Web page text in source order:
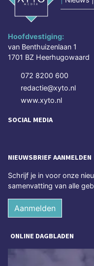
Hoofdvestiging:
van Benthuizenlaan 1
1701 BZ Heerhugowaard
072 8200 600
redactie@xyto.nl
www.xyto.nl
SOCIAL MEDIA
NIEUWSBRIEF AANMELDEN
Schrijf je in voor onze
samenvatting van alle
Aanmelden
ONLINE DAGBLADEN